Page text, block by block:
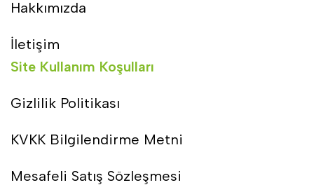
Hakkımızda
İletişim
Site Kullanım Koşulları
Gizlilik Politikası
KVKK Bilgilendirme Metni
Mesafeli Satış Sözleşmesi